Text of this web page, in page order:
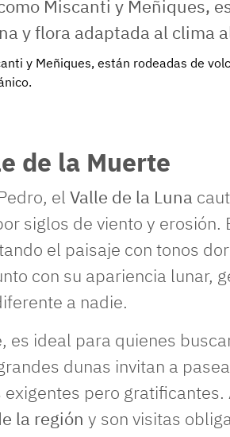
y Meñiques, están rodeadas de
de la Muerte
el Valle de la Luna
siglos de viento y erosión.
el paisaje con tonos
con su apariencia lunar,
a nadie.
es ideal para quienes
dunas invitan a
pero gratificantes.
la región y son visitas